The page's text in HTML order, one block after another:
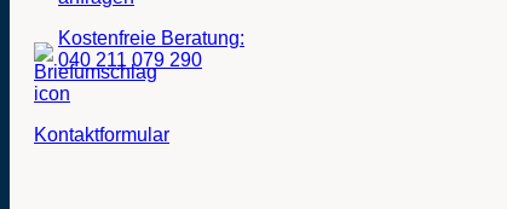
Kostenfreie Beratung:
040 211 079 290
Kontaktformular